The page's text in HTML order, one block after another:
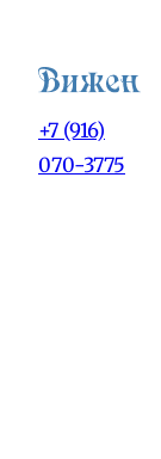
+7 (916)
070-3775